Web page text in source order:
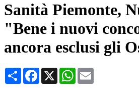
Sanità Piemonte,
"Bene i nuovi
ancora esclusi gli
CondividiFacebook
X WhatsApp